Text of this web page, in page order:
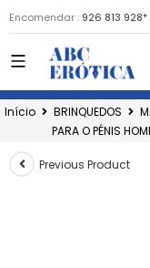
Encomendar : 926 813 928*
Início BRINQUEDOS
PARA O PÉNIS
Previous Product